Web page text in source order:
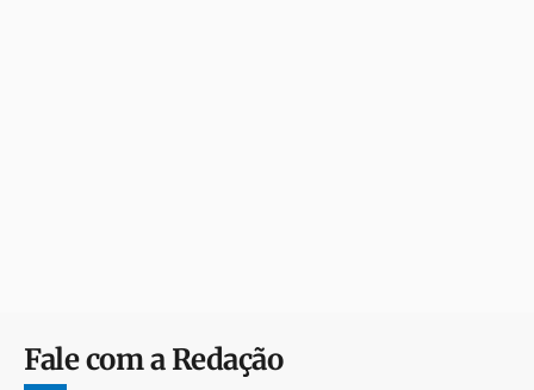
Fale com a Redação